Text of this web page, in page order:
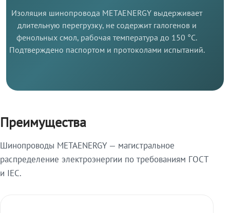
Изоляция шинопровода METAENERGY выдерживает
длительную перегрузку, не содержит галогенов и
фенольных смол, рабочая температура до 150 °C.
Подтверждено паспортом и протоколами испытаний.
Преимущества
Шинопроводы METAENERGY — магистральное
распределение электроэнергии по требованиям ГОСТ
и IEC.